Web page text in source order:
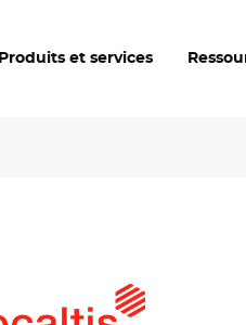
Produits et services